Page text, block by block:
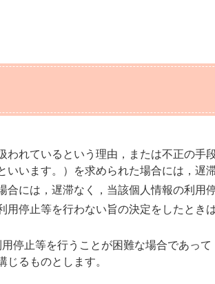
れているという理由，または不正の手
います。）を求められた場合には，遅
には，遅滞なく，当該個人情報の利用
停止等を行わない旨の決定をしたとき
停止等を行うことが困難な場合であっ
るものとします。